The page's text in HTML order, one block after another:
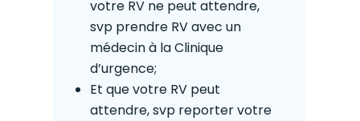
votre RV ne peut attendre,
svp prendre RV avec un
médecin à la Clinique
d’urgence;
Et que votre RV peut
attendre, svp reporter votre